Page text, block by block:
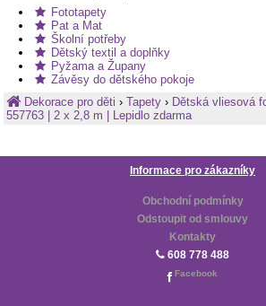
Fototapety
Pat a Mat
Školní potřeby
Dětský textil a doplňky
Pyžama a Župany
Závěsy do dětského pokoje
Dekorace pro děti›Tapety › Dětská vliesová
557763 | 2 x 2,8 m | Lepidlo zdarma
Informace pro zákazníky
Obchodní podmínky
Odstoupit od smlouvy
Kontakty
608 778 488
Facebook